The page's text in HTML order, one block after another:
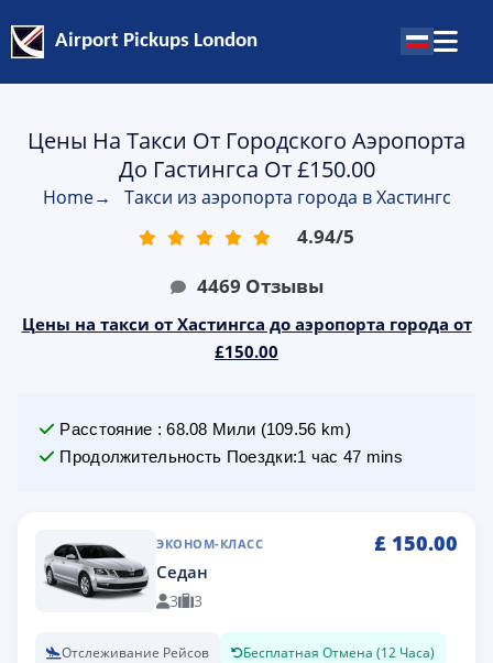
Airport Pickups London
Цены На Такси От Городского Аэропорта
До Гастингса От £150.00
Home→ Такси из аэропорта города в Хастингс
4.94/5
4469 Отзывы
Цены на такси от Хастингса до аэропорта города от
£150.00
Расстояние :68.08 Мили (109.56 km)
Продолжительность Поездки:1 час 47 mins
ЭКОНОМ-КЛАСС £ 150.00
Седан
3 3
Отслеживание Рейсов Бесплатная Отмена (12 Часа)